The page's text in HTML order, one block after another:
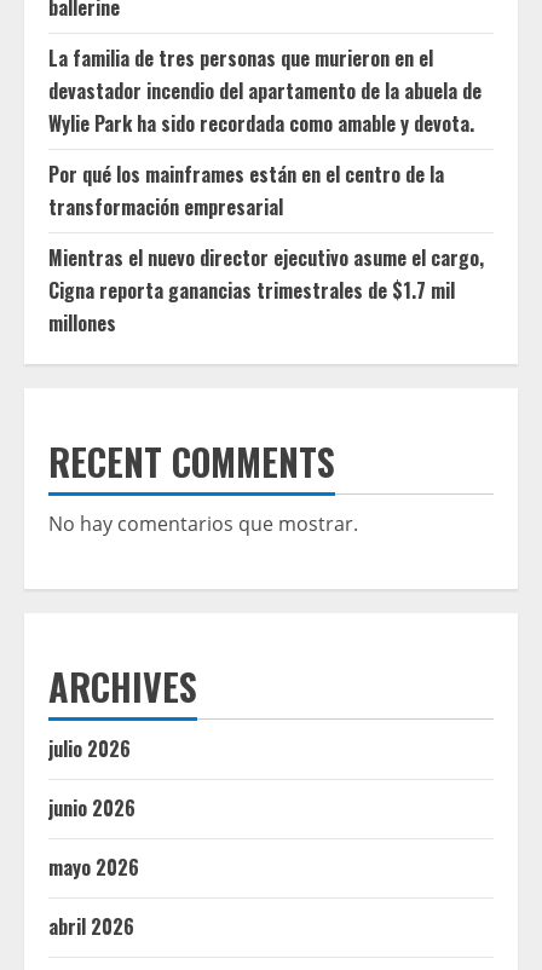
ballerine
La familia de tres personas que murieron en el
devastador incendio del apartamento de la abuela de
Wylie Park ha sido recordada como amable y devota.
Por qué los mainframes están en el centro de la
transformación empresarial
Mientras el nuevo director ejecutivo asume el cargo,
Cigna reporta ganancias trimestrales de $1.7 mil
millones
RECENT COMMENTS
No hay comentarios que mostrar.
ARCHIVES
julio 2026
junio 2026
mayo 2026
abril 2026